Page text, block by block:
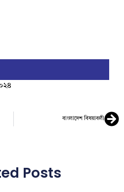
বাংলাদেশ বিষয়াবলী
Posts